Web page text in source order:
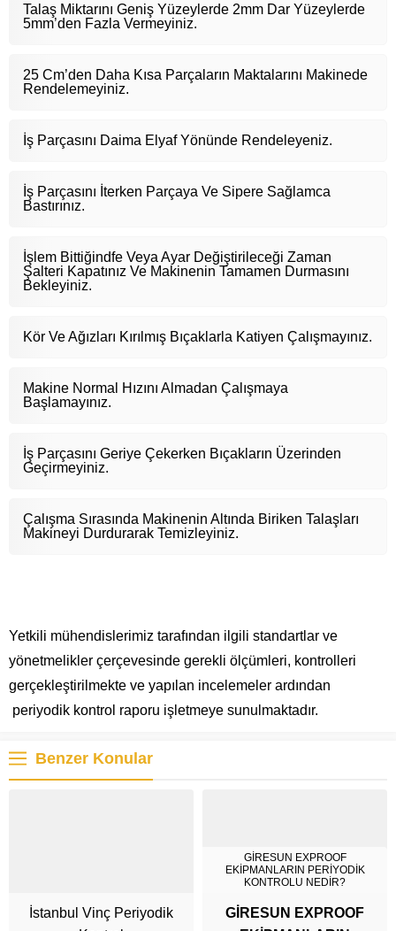
Talaş Miktarını Geniş Yüzeylerde 2mm Dar Yüzeylerde
5mm’den Fazla Vermeyiniz.
25 Cm’den Daha Kısa Parçaların Maktalarını Makinede
Rendelemeyiniz.
İş Parçasını Daima Elyaf Yönünde Rendeleyeniz.
İş Parçasını İterken Parçaya Ve Sipere Sağlamca
Bastırınız.
İşlem Bittiğindfe Veya Ayar Değiştirileceği Zaman
Şalteri Kapatınız Ve Makinenin Tamamen Durmasını
Bekleyiniz.
Kör Ve Ağızları Kırılmış Bıçaklarla Katiyen Çalışmayınız.
Makine Normal Hızını Almadan Çalışmaya
Başlamayınız.
İş Parçasını Geriye Çekerken Bıçakların Üzerinden
Geçirmeyiniz.
Çalışma Sırasında Makinenin Altında Biriken Talaşları
Makineyi Durdurarak Temizleyiniz.
Yetkili mühendislerimiz tarafından ilgili standartlar ve
yönetmelikler çerçevesinde gerekli ölçümleri, kontrolleri
gerçekleştirilmekte ve yapılan incelemeler ardından
periyodik kontrol raporu işletmeye sunulmaktadır.
Benzer Konular
İstanbul Vinç Periyodik
GİRESUN EXPROOF
EKİPMANLARIN PERİYODİK
KONTROLU NEDİR?
GİRESUN EXPROOF